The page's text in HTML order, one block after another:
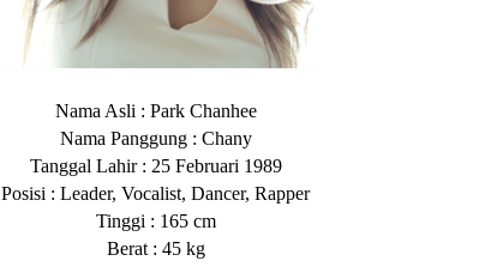
Nama Asli : Park Chanhee
Nama Panggung: Chany
Tanggal Lahir: 25 Februari 1989
Posisi : Leader, Vocalist, Dancer, Rapper
Tinggi : 165 cm
Berat: 45 kg